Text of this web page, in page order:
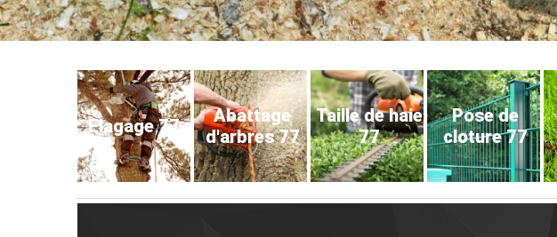
Elagage 77
Abattage
d'arbres 77
Taille de haie
77
Pose de
cloture 77